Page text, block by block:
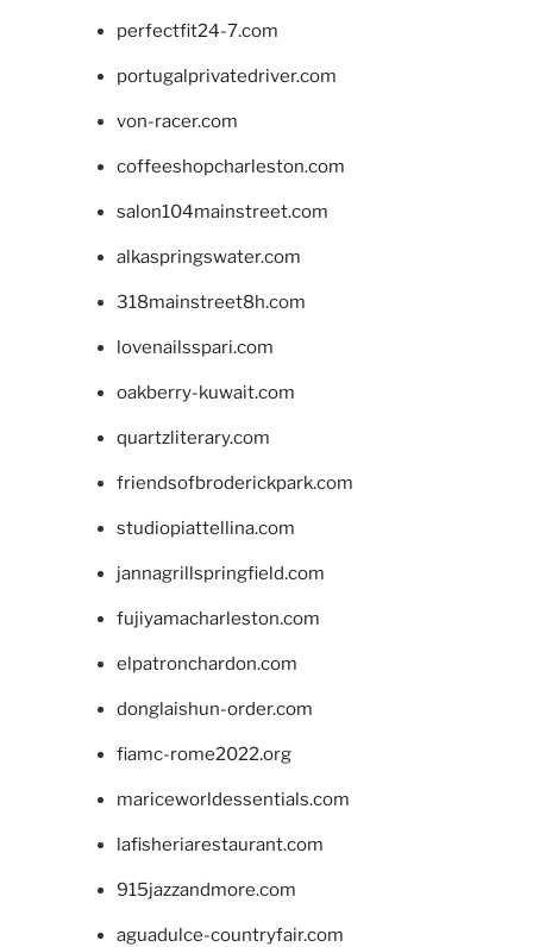
perfectfit24-7.com
portugalprivatedriver.com
von-racer.com
coffeeshopcharleston.com
salon104mainstreet.com
alkaspringswater.com
318mainstreet8h.com
lovenailsspari.com
oakberry-kuwait.com
quartzliterary.com
friendsofbroderickpark.com
studiopiattellina.com
jannagrillspringfield.com
fujiyamacharleston.com
elpatronchardon.com
donglaishun-order.com
fiamc-rome2022.org
mariceworldessentials.com
lafisheriarestaurant.com
915jazzandmore.com
aguadulce-countryfair.com